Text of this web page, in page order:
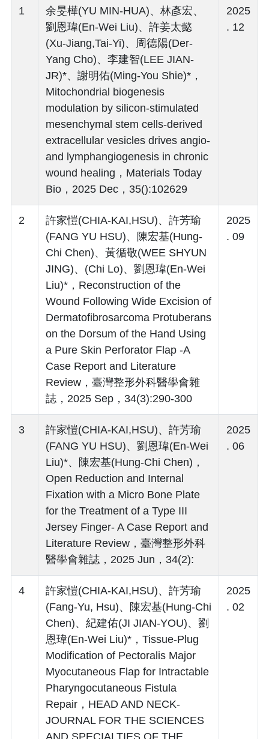
1
余旻樺(YU MIN-HUA)、林彥宏、
劉恩瑋(En-Wei Liu)、許姜太懿
(Xu-Jiang,Tai-Yi)、周德陽(Der-
Yang Cho)、李建智(LEE JIAN-
JR)*、謝明佑(Ming-You Shie)*，
Mitochondrial biogenesis
modulation by silicon-stimulated
mesenchymal stem cells-derived
extracellular vesicles drives angio-
and lymphangiogenesis in chronic
wound healing，Materials Today
Bio，2025 Dec，35():102629
2025
. 12
2
許家愷(CHIA-KAI,HSU)、許芳瑜
(FANG YU HSU)、陳宏基(Hung-
Chi Chen)、黃循敬(WEE SHYUN
JING)、(Chi Lo)、劉恩瑋(En-Wei
Liu)*，Reconstruction of the
Wound Following Wide Excision of
Dermatofibrosarcoma Protuberans
on the Dorsum of the Hand Using
a Pure Skin Perforator Flap -A
Case Report and Literature
Review，臺灣整形外科醫學會雜
誌，2025 Sep，34(3):290-300
2025
. 09
3
許家愷(CHIA-KAI,HSU)、許芳瑜
(FANG YU HSU)、劉恩瑋(En-Wei
Liu)*、陳宏基(Hung-Chi Chen)，
Open Reduction and Internal
Fixation with a Micro Bone Plate
for the Treatment of a Type III
Jersey Finger- A Case Report and
Literature Review，臺灣整形外科
醫學會雜誌，2025 Jun，34(2):
2025
. 06
4
許家愷(CHIA-KAI,HSU)、許芳瑜
(Fang-Yu, Hsu)、陳宏基(Hung-Chi
Chen)、紀建佑(JI JIAN-YOU)、劉
恩瑋(En-Wei Liu)*，Tissue-Plug
Modification of Pectoralis Major
Myocutaneous Flap for Intractable
Pharyngocutaneous Fistula
Repair，HEAD AND NECK-
JOURNAL FOR THE SCIENCES
AND SPECIALTIES OF THE
2025
. 02